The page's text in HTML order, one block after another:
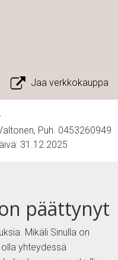
Jaa verkkokauppa
Puh. 0453260949
31.12.2025
päättynyt
Mikäli Sinulla on
yhteydessä